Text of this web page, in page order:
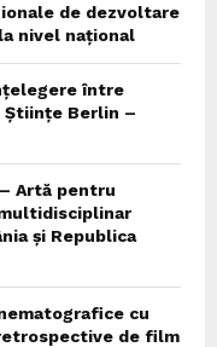
de dezvoltare
nivel național
între
Științe Berlin –
– Artă pentru
și Republica
cu
de film